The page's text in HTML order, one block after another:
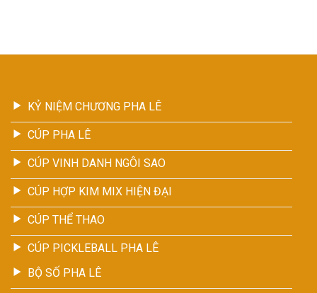
KỶ NIỆM CHƯƠNG PHA LÊ
CÚP PHA LÊ
CÚP VINH DANH NGÔI SAO
CÚP HỢP KIM MIX HIỆN ĐẠI
CÚP THỂ THAO
CÚP PICKLEBALL PHA LÊ
BỘ SỐ PHA LÊ